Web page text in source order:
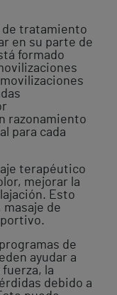
tratamiento
en su parte de
formado
razonamiento
para cada
terapéutico
mejorar la
Esto
de
de
ayudar a
la
debido a